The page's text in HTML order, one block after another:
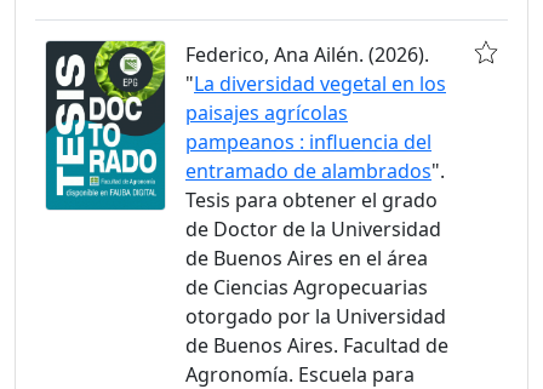
Federico, Ana Ailén. (2026).
"La diversidad vegetal en los
paisajes agrícolas
pampeanos : influencia del
entramado de alambrados".
Tesis para obtener el grado
de Doctor de la Universidad
de Buenos Aires en el área
de Ciencias Agropecuarias
otorgado por la Universidad
de Buenos Aires. Facultad de
Agronomía. Escuela para